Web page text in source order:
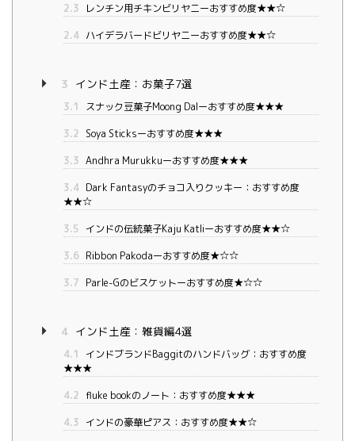
2.3
レンチン用チキンビリヤニーおすすめ度★★☆
2.4 ハイデラバードビリヤニーおすすめ度★★☆
3 インド土産：お菓子7選
3.1
スナック豆菓子Moong Dalーおすすめ度★★★
3.2 Soya Sticksーおすすめ度★★★
3.3 Andhra Murukkuーおすすめ度★★★
3.4 Dark Fantasyのチョコ入りクッキー：おすすめ度
★★☆
3.5 インドの伝統菓子Kaju Katliーおすすめ度★★☆
3.6 Ribbon Pakodaーおすすめ度★☆☆
3.7 Parle-Gのビスケットーおすすめ度★☆☆
4 インド土産：雑貨編4選
4.1
インドブランドBaggitのハンドバッグ：おすすめ度
★★★
4.2 fluke bookのノート：おすすめ度★★★
4.3 インドの豪華ピアス：おすすめ度★★☆